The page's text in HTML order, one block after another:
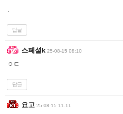
답글
스페셜k 25-08-15 08:10
ㅇㄷ
답글
요고 25-08-15 11:11